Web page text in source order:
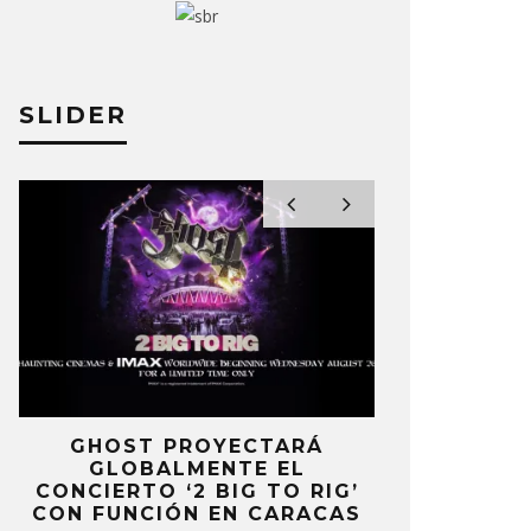
SLIDER
GHOST PROYECTARÁ
GLOBALMENTE EL
CONCIERTO ‘2 BIG TO RIG’
CON FUNCIÓN EN CARACAS